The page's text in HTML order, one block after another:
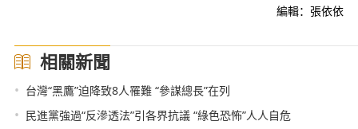
編輯：張依依
相關新聞
• 台灣“黑鷹”迫降致8人罹難 “參謀總長”在列
• 民進黨強過“反滲透法”引各界抗議 “綠色恐怖”人人自危